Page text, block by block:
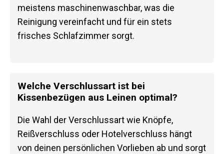
meistens maschinenwaschbar, was die
Reinigung vereinfacht und für ein stets
frisches Schlafzimmer sorgt.
Welche Verschlussart ist bei
Kissenbezügen aus Leinen optimal?
Die Wahl der Verschlussart wie Knöpfe,
Reißverschluss oder Hotelverschluss hängt
von deinen persönlichen Vorlieben ab und sorgt